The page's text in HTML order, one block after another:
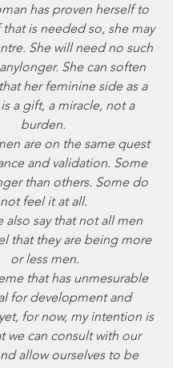
has proven herself to
is needed so, she may
She will need no such
She can soften
her feminine side as a
a gift, a miracle, not a
burden.
are on the same quest
and validation. Some
than others. Some do
not feel it at all.
also say that not all men
that they are being more
or less men.
that has unmesurable
for development and
for now, my intention is
we can consult with our
allow ourselves to be